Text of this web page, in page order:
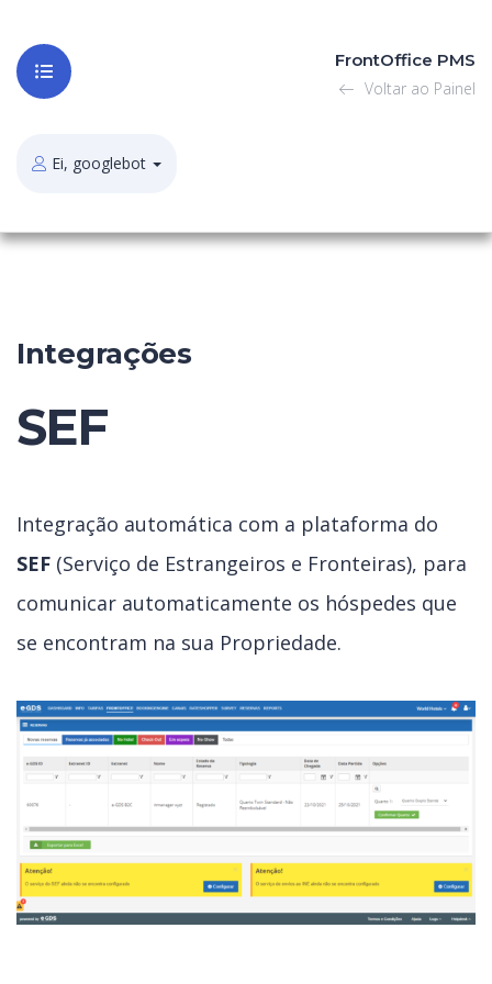
FrontOffice PMS
Voltar ao Painel
Ei, googlebot
Integrações
SEF
Integração automática com a plataforma do
SEF (Serviço de Estrangeiros e Fronteiras), para
comunicar automaticamente os hóspedes que
se encontram na sua Propriedade.